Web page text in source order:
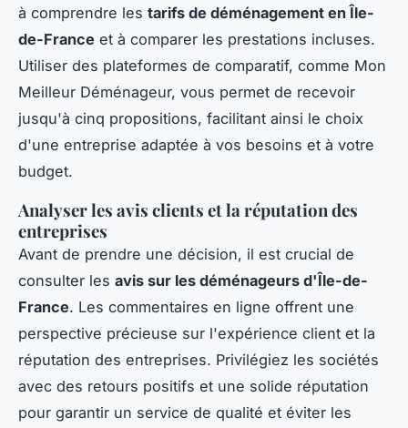
à comprendre les tarifs de déménagement en Île-
de-France et à comparer les prestations incluses.
Utiliser des plateformes de comparatif, comme Mon
Meilleur Déménageur, vous permet de recevoir
jusqu'à cinq propositions, facilitant ainsi le choix
d'une entreprise adaptée à vos besoins et à votre
budget.
Analyser les avis clients et la réputation des
entreprises
Avant de prendre une décision, il est crucial de
consulter les avis sur les déménageurs d'Île-de-
France. Les commentaires en ligne offrent une
perspective précieuse sur l'expérience client et la
réputation des entreprises. Privilégiez les sociétés
avec des retours positifs et une solide réputation
pour garantir un service de qualité et éviter les